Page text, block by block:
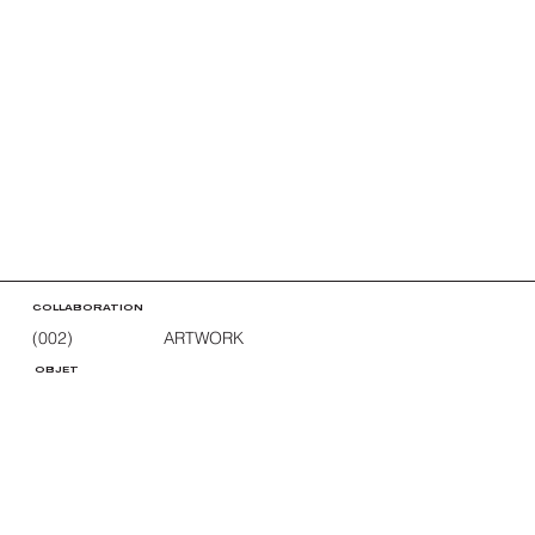
COLLABORATION
(002) ARTWORK
OBJET